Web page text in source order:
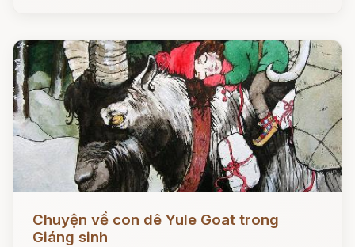
Chuyện về con dê Yule Goat trong
Giáng sinh